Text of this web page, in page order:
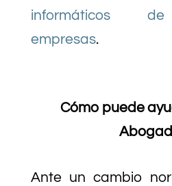
informáticos
empresas.
Cómo puede
Ante un cambio